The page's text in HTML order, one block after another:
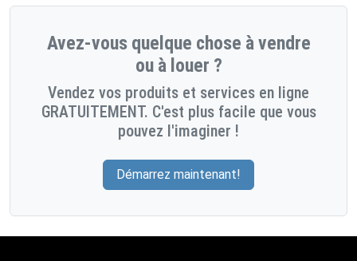
Avez-vous quelque chose à vendre
ou à louer ?
Vendez vos produits et services en ligne
GRATUITEMENT. C'est plus facile que vous
pouvez l'imaginer !
Démarrez maintenant!